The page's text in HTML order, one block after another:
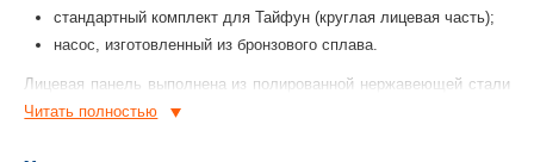
стандартный комплект для Тайфун (круглая лицевая часть);
насос, изготовленный из бронзового сплава.
Лицевая панель выполнена из полированной нержавеющей стали
V4A.
Читать полностью